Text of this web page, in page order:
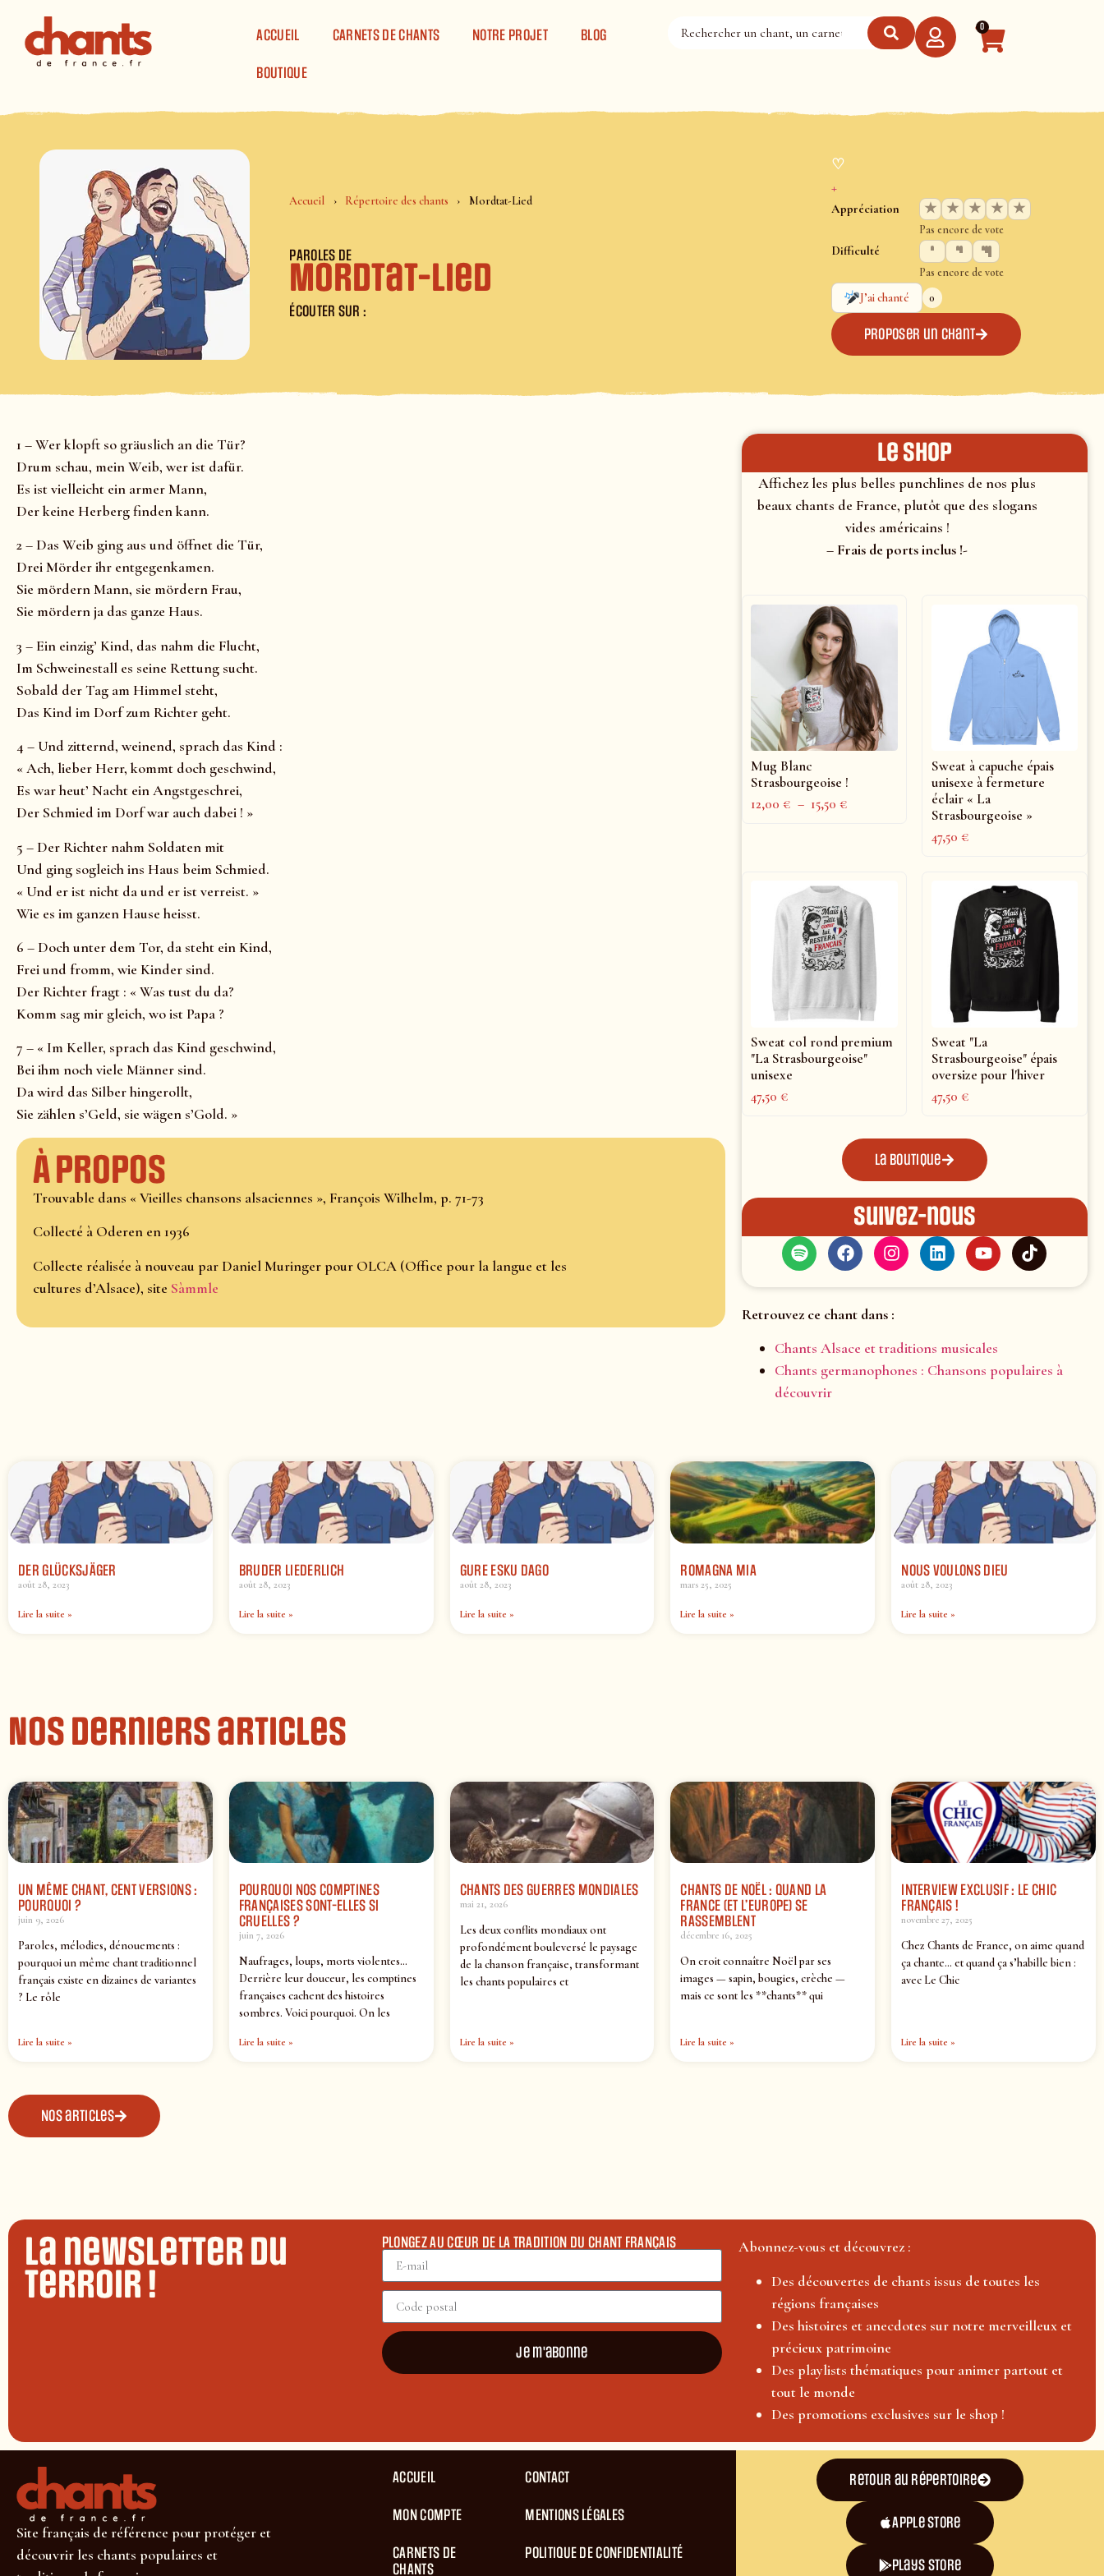
ACCUEIL
CARNETS DE CHANTS NOTRE PROJET BLOG
BOUTIQUE
0
Accueil Répertoire des chants Mordtat-Lied
PAROLES DE
Mordtat-Lied
ÉCOUTER SUR :
♡
+
Appréciation ★ ★ ★ ★ ★
Pas encore de vote
Difficulté
Pas encore de vote
J’ai chanté
0
Proposer un chant
1 – Wer klopft so gräuslich an die Tür?
Drum schau, mein Weib, wer ist dafür.
Es ist vielleicht ein armer Mann,
Der keine Herberg finden kann.
2 – Das Weib ging aus und öffnet die Tür,
Drei Mörder ihr entgegenkamen.
Sie mördern Mann, sie mördern Frau,
Sie mördern ja das ganze Haus.
3 – Ein einzig’ Kind, das nahm die Flucht,
Im Schweinestall es seine Rettung sucht.
Sobald der Tag am Himmel steht,
Das Kind im Dorf zum Richter geht.
4 – Und zitternd, weinend, sprach das Kind :
« Ach, lieber Herr, kommt doch geschwind,
Es war heut’ Nacht ein Angstgeschrei,
Der Schmied im Dorf war auch dabei ! »
5 – Der Richter nahm Soldaten mit
Und ging sogleich ins Haus beim Schmied.
« Und er ist nicht da und er ist verreist. »
Wie es im ganzen Hause heisst.
6 – Doch unter dem Tor, da steht ein Kind,
Frei und fromm, wie Kinder sind.
Der Richter fragt : « Was tust du da?
Komm sag mir gleich, wo ist Papa ?
7 – « Im Keller, sprach das Kind geschwind,
Bei ihm noch viele Männer sind.
Da wird das Silber hingerollt,
Sie zählen s’Geld, sie wägen s’Gold. »
À propos
Trouvable dans « Vieilles chansons alsaciennes », François Wilhelm, p. 71-73
Collecté à Oderen en 1936
Collecte réalisée à nouveau par Daniel Muringer pour OLCA (Office pour la langue et les
cultures d’Alsace), site Sàmmle
le shop
Affichez les plus belles punchlines de nos plus
beaux chants de France, plutôt que des slogans
vides américains !
– Frais de ports inclus !-
Mug Blanc
Strasbourgeoise !
12,00€ – 15,50€
Sweat à capuche épais
unisexe à fermeture
éclair « La
Strasbourgeoise »
47,50€
Sweat col rond premium
"La Strasbourgeoise"
unisexe
47,50€
Sweat "La
Strasbourgeoise" épais
oversize pour l'hiver
47,50€
La boutique
Suivez-nous
Retrouvez ce chant dans :
Chants Alsace et traditions musicales
Chants germanophones : Chansons populaires à
découvrir
DER GLÜCKSJÄGER
août 28, 2023
Lire la suite »
BRUDER LIEDERLICH
août 28, 2023
Lire la suite »
GURE ESKU DAGO
août 28, 2023
Lire la suite »
ROMAGNA MIA
mars 25, 2025
Lire la suite »
NOUS VOULONS DIEU
août 28, 2023
Lire la suite »
Nos derniers articles
UN MÊME CHANT, CENT VERSIONS :
POURQUOI ?
juin 9, 2026
Paroles, mélodies, dénouements :
pourquoi un même chant traditionnel
français existe en dizaines de variantes
? Le rôle
Lire la suite »
POURQUOI NOS COMPTINES
FRANÇAISES SONT-ELLES SI
CRUELLES ?
juin 7, 2026
Naufrages, loups, morts violentes…
Derrière leur douceur, les comptines
françaises cachent des histoires
sombres. Voici pourquoi. On les
Lire la suite »
CHANTS DES GUERRES MONDIALES
mai 21, 2026
Les deux conflits mondiaux ont
profondément bouleversé le paysage
de la chanson française, transformant
les chants populaires et
Lire la suite »
CHANTS DE NOËL : QUAND LA
FRANCE (ET L’EUROPE) SE
RASSEMBLENT
décembre 16, 2025
On croit connaître Noël par ses
images — sapin, bougies, crèche —
mais ce sont les **chants** qui
Lire la suite »
INTERVIEW EXCLUSIF : LE CHIC
FRANÇAIS !
novembre 27, 2025
Chez Chants de France, on aime quand
ça chante… et quand ça s’habille bien :
avec Le Chic
Lire la suite »
Nos articles
La newsletter du
terroir !
PLONGEZ AU CŒUR DE LA TRADITION DU CHANT FRANÇAIS
Je m'abonne
Abonnez-vous et découvrez :
Des découvertes de chants issus de toutes les
régions françaises
Des histoires et anecdotes sur notre merveilleux et
précieux patrimoine
Des playlists thématiques pour animer partout et
tout le monde
Des promotions exclusives sur le shop !
Site français de référence pour protéger et
découvrir les chants populaires et
ACCUEIL
MON COMPTE
CARNETS DE
CHANTS
CONTACT
MENTIONS LÉGALES
POLITIQUE DE CONFIDENTIALITÉ
Retour au répertoire
Apple Store
plays store